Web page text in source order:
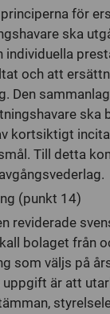
för
ska
individuella
och att
Den
ska
kortsiktigt
Till detta
(punkt 14)
reviderade
bolaget från
som väljs på
är att